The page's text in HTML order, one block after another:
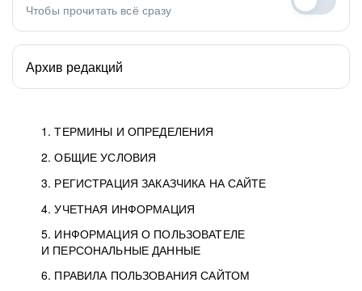
1. ТЕРМИНЫ И ОПРЕДЕЛЕНИЯ
2. ОБЩИЕ УСЛОВИЯ
3. РЕГИСТРАЦИЯ ЗАКАЗЧИКА НА САЙТЕ
4. УЧЕТНАЯ ИНФОРМАЦИЯ
5. ИНФОРМАЦИЯ О ПОЛЬЗОВАТЕЛЕ
И ПЕРСОНАЛЬНЫЕ ДАННЫЕ
6. ПРАВИЛА ПОЛЬЗОВАНИЯ САЙТОМ
Чтобы прочитать всё сразу
Архив редакций